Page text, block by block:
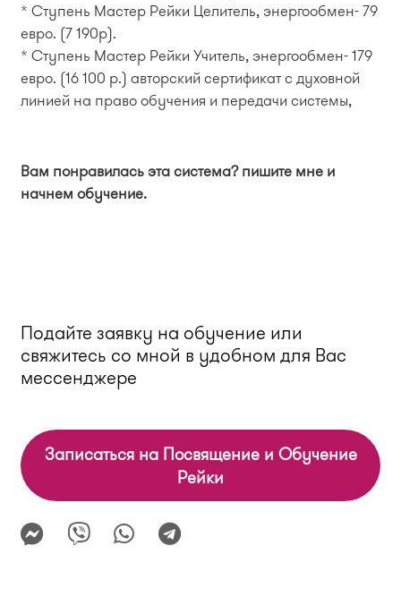
* Ступень Мастер Рейки Целитель, энергообмен- 79
евро. (7 190р).
* Ступень Мастер Рейки Учитель, энергообмен- 179
евро. (16 100 р.) авторский сертификат с духовной
линией на право обучения и передачи системы,
Вам понравилась эта система? пишите мне и
начнем обучение.
Подайте заявку на обучение или
свяжитесь со мной в удобном для Вас
мессенджере
Записаться на Посвящение и Обучение
Рейки